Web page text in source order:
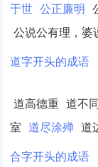
于世 公正廉明
公说公有理，婆
道字开头的成语
道高德重 道不
室 道尽涂殚 道
合字开头的成语